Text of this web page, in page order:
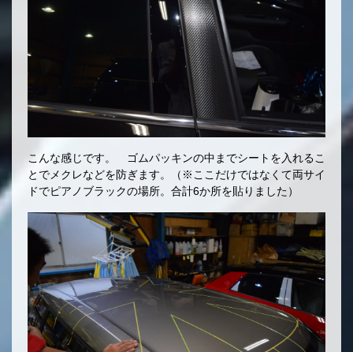
こんな感じです。 ゴムパッキンの中までシートを入れるこ
とでメクレなどを防ぎます。（※ここだけではなくて両サイ
ドでピアノブラックの場所。合計6か所を貼りました）